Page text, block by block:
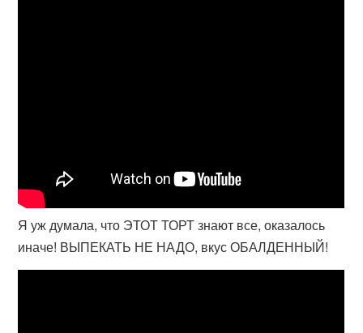
Я уж думала, что ЭТОТ ТОРТ знают все, оказалось
иначе! ВЫПЕКАТЬ НЕ НАДО, вкус ОБАЛДЕННЫЙ!